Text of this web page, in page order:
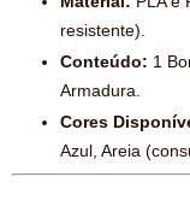
resistente).
Conteúdo: 1
Armadura.
Cores
Azul, Areia